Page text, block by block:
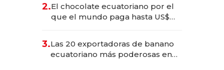
2.El chocolate ecuatoriano por el
que el mundo paga hasta US$
3.Las 20 exportadoras de banano
ecuatoriano más poderosas en